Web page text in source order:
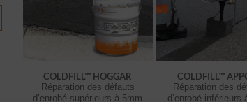
COLDFILL™ HOGGAR
Réparation des défauts
d’enrobé supérieurs à 5mm
COLDFILL™
Réparation des
d’enrobé inférieurs